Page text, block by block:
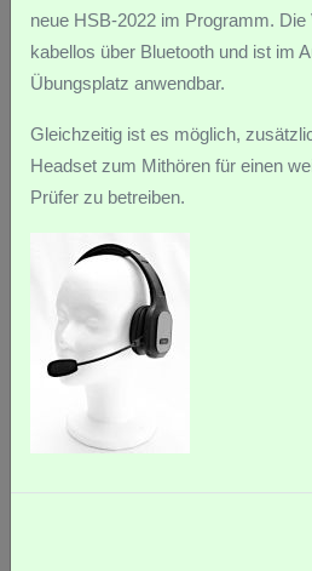
Bluetooth-Intercom
Bluetooth-
In dieser Rubrik erhalten Sie eine
Produkte.
neue HSB-2022 im Programm. Die
kabellos über Bluetooth und ist im
Übungsplatz anwendbar.
Gleichzeitig ist es möglich,
Headset zum Mithören für einen
Prüfer zu betreiben.